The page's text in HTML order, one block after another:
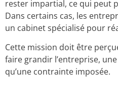
rester impartial, ce qui peut
Dans certains cas, les
un cabinet spécialisé pour
Cette mission doit être
faire grandir l’entreprise,
qu’une contrainte imposée.